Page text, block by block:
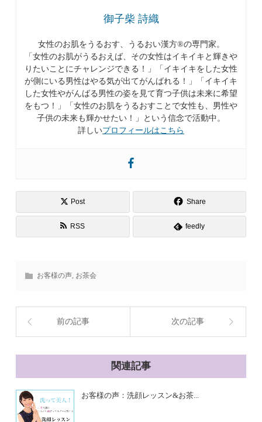
御子柴 詩織
女性のお肌をうるおす、うるおい漢方®︎の専門家。
「女性のお肌がうるおえば、その女性はイキイキと輝きや
りたいことにチャレンジできる！」「イキイキをした女性
が側にいる男性はやる気が出てがんばれる！」「イキイキ
した女性やがんばる男性の姿を見て育つ子供は未来に希望
をもつ！」「女性のお肌をうるおすことで女性も、男性や
子供の未来も輝かせたい！」という信念で活動中。
詳しいプロフィールはこちら
Post Share
RSS feedly
お客様の声, お茶会
前の記事 次の記事
関連記事
お客様の声：洗顔レッスン&お茶...